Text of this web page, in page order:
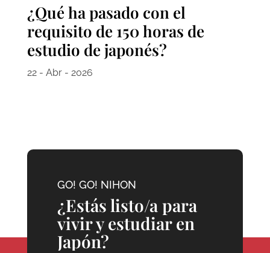
¿Qué ha pasado con el
requisito de 150 horas de
estudio de japonés?
22 - Abr - 2026
GO! GO! NIHON
¿Estás listo/a para
vivir y estudiar en
Japón?